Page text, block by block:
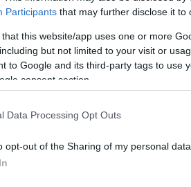
Participants that may further disclose it to
that this website/app uses one or more
but not limited to your visit or
to Google and its third-party tags to use
consent section.
Data Processing Opt Outs
opt-out of the Sharing of my personal data.
της έρευνας τα
Συνέδριο για τον
έδειξαν ότι ο συνδυασμός
φαρμάκων έχει τις
θεραπεύσει και άλλες